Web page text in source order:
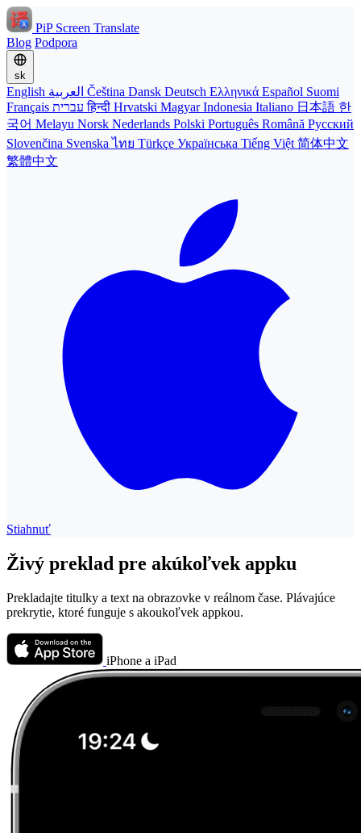
PiP Screen Translate
Blog Podpora
sk
English Čeština Dansk Deutsch Ελληνικά Español Suomi
Français
עבריתहिन्दी Hrvatski MagyarIndonesia Italiano 日本語 한
국어 Melayu Norsk Nederlands Polski Português Română Русский
Slovenčina Svenskaไทย Türkçe Українська Tiếng Việt 简体中文
繁體中文
Stiahnuť
Živý preklad pre akúkoľvek appku
Prekladajte titulky a text na obrazovke v reálnom čase. Plávajúce
prekrytie, ktoré funguje s akoukoľvek appkou.
iPhone a iPad